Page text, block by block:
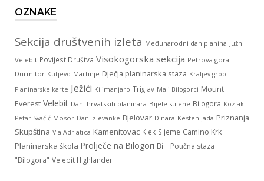
OZNAKE
Sekcija društvenih izleta Međunarodni dan planina Južni
Velebit Povijest Društva Visokogorska sekcija Petrova gora
Durmitor Kutjevo Martinje Dječja planinarska staza Kraljev grob
Planinarske karte Ježići Kilimanjaro Triglav Mali Bilogorci Mount
Everest Velebit Dani hrvatskih planinara Bijele stijene Bilogora Kozjak
Petar Svačić Mosor Dani zlevanke Bjelovar Dinara Kestenijada Priznanja
Skupština Via Adriatica Kamenitovac Klek Sljeme Camino Krk
Planinarska škola Prolječe na Bilogori BiH Poučna staza
"Bilogora" Velebit Highlander